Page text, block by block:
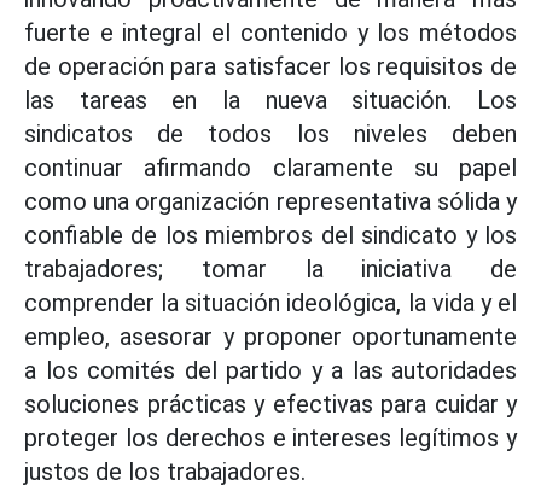
fuerte e integral el contenido y los métodos
de operación para satisfacer los requisitos de
las tareas en la nueva situación. Los
sindicatos de todos los niveles deben
continuar afirmando claramente su papel
como una organización representativa sólida y
confiable de los miembros del sindicato y los
trabajadores; tomar la iniciativa de
comprender la situación ideológica, la vida y el
empleo, asesorar y proponer oportunamente
a los comités del partido y a las autoridades
soluciones prácticas y efectivas para cuidar y
proteger los derechos e intereses legítimos y
justos de los trabajadores.